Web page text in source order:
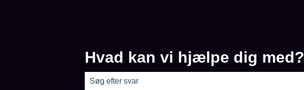
Hvad kan vi hjælpe dig med?